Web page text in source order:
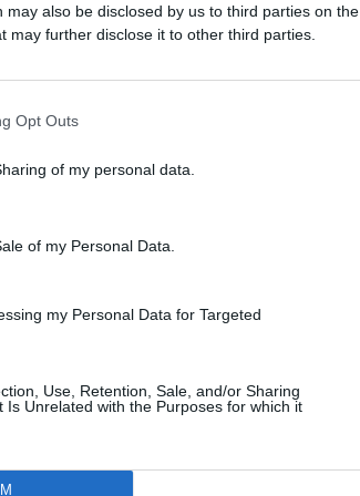
may also be disclosed by us to third parties on the
may further disclose it to other third parties.
Opt Outs
of my personal data.
of my Personal Data.
my Personal Data for Targeted
Use, Retention, Sale, and/or Sharing
Is Unrelated with the Purposes for which it